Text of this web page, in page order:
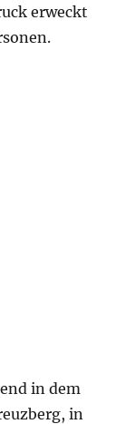
erweckt
in dem
in